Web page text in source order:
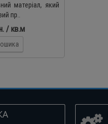
матеріал, який
пр..
/ кв.м